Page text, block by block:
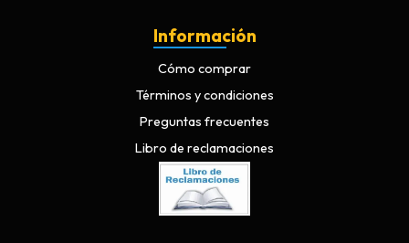
Información
Cómo comprar
Términos y condiciones
Preguntas frecuentes
Libro de reclamaciones